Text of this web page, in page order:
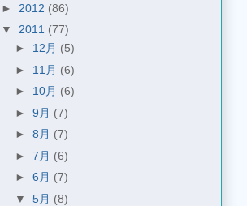
► 2012 (86)
▼ 2011 (77)
► 12月 (5)
► 11月 (6)
► 10月 (6)
► 9月 (7)
► 8月 (7)
► 7月 (6)
► 6月 (7)
▼ 5月 (8)